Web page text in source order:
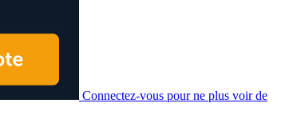
Connectez-vous pour ne plus voir de